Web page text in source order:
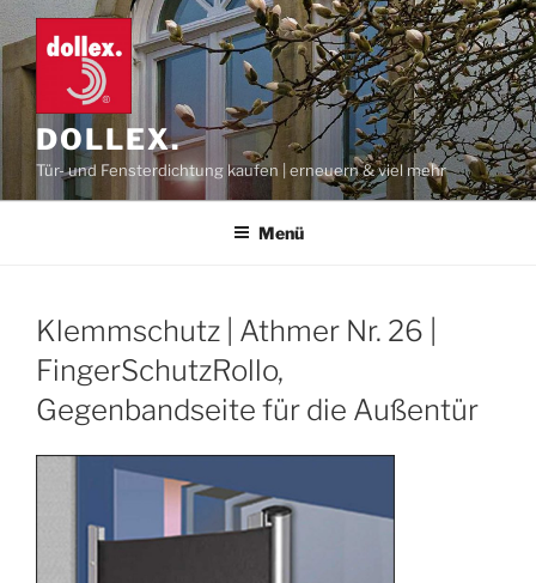
Zum
Inhalt
springen
DOLLEX.
Tür- und Fensterdichtung kaufen | erneuern & viel mehr
Menü
Klemmschutz | Athmer Nr. 26 |
FingerSchutzRollo,
Gegenbandseite für die Außentür